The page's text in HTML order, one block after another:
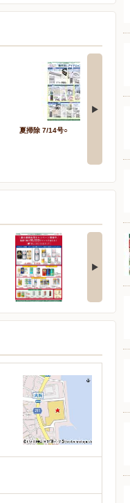
夏掃除 7/14号○
夏の酒類
夏の酒類合
開催中！ 抽